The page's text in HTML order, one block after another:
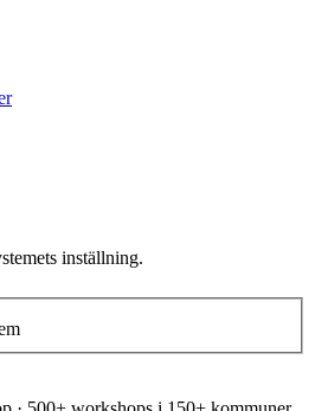
inställning.